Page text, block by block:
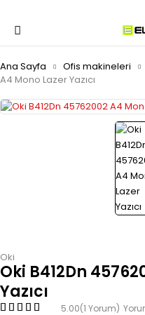
Ana Sayfa Ofis makineleri
A4 Mono Lazer Yazıcı
Oki
Oki B412Dn
Yazıcı
5.00(1 Yorum)